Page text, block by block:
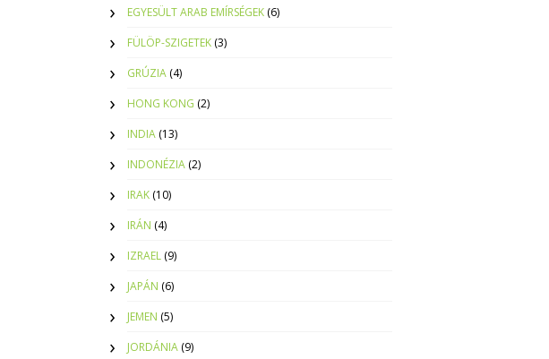
EGYESÜLT ARAB EMÍRSÉGEK (6)
FÜLÖP-SZIGETEK (3)
GRÚZIA (4)
HONG KONG (2)
INDIA (13)
INDONÉZIA (2)
IRAK (10)
IRÁN (4)
IZRAEL (9)
JAPÁN (6)
JEMEN (5)
JORDÁNIA (9)